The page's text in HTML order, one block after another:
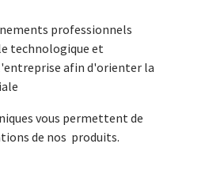
professionnels
technologique et
afin d'orienter la
vous permettent de
de nos produits.